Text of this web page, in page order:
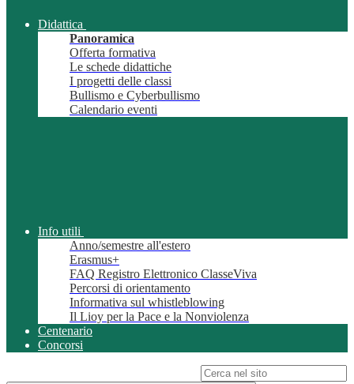
Didattica
Panoramica
Offerta formativa
Le schede didattiche
I progetti delle classi
Bullismo e Cyberbullismo
Calendario eventi
Info utili
Anno/semestre all'estero
Erasmus+
FAQ Registro Elettronico ClasseViva
Percorsi di orientamento
Informativa sul whistleblowing
Il Lioy per la Pace e la Nonviolenza
Centenario
Concorsi